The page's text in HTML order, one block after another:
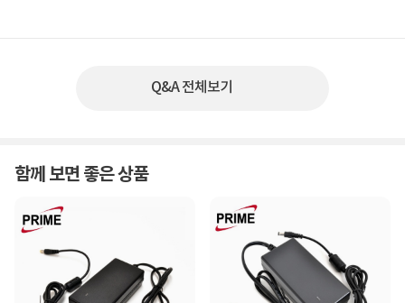
Q&A 전체보기
함께 보면 좋은 상품